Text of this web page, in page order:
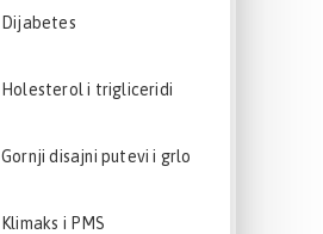
Dijabetes
Holesterol i trigliceridi
Gornji disajni putevi i grlo
Klimaks i PMS